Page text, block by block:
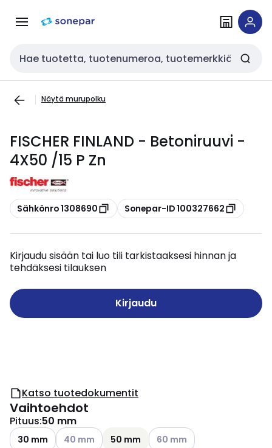
navigointiinsisältöön
Haku
Näytä murupolku
FISCHER FINLAND - Betoniruuvi -
4X50 /15 P Zn
Kopioi
Sähkönro 1308690 Kopioi
Sonepar-ID 100327662
Kirjaudu sisään tai luo tili tarkistaaksesi hinnan ja
tehdäksesi tilauksen
Kirjaudu
Katso tuotedokumentit
Vaihtoehdot
Pituus:50 mm
30 mm Katso käytettävissä olevat vaihtoehdot
40 mm 50 mm Katso käytettävissä olevat
60 mm